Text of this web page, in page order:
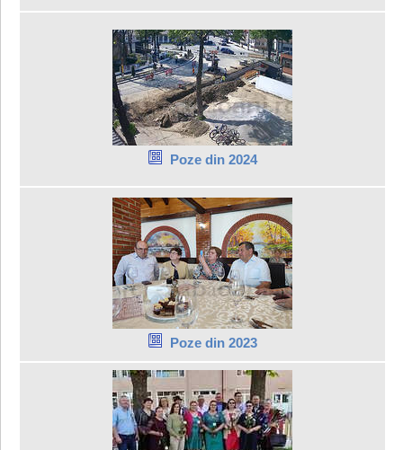
Poze din 2024
Poze din 2023